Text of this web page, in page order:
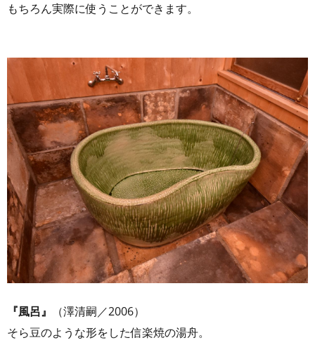
もちろん実際に使うことができます。
『風呂』
（澤清嗣／2006）
そら豆のような形をした信楽焼の湯舟。